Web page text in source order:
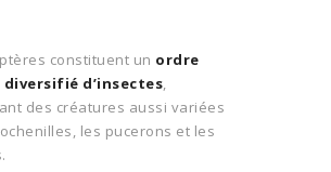
constituent un ordre
d’insectes,
des créatures aussi variées
les pucerons et les